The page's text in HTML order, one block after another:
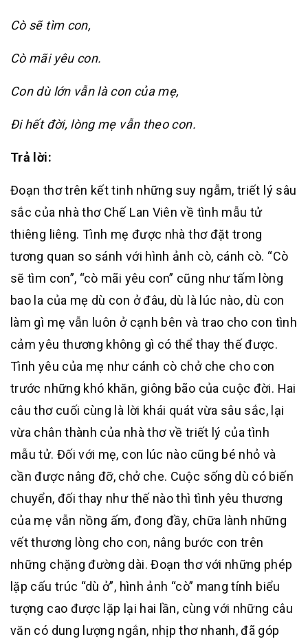
Cò sẽ tìm con,
Cò mãi yêu con.
Con dù lớn vẫn là con của mẹ,
Đi hết đời, lòng mẹ vẫn theo con.
Trả lời:
Đoạn thơ trên kết tinh những suy ngẫm, triết lý sâu
sắc của nhà thơ Chế Lan Viên về tình mẫu tử
thiêng liêng. Tình mẹ được nhà thơ đặt trong
tương quan so sánh với hình ảnh cò, cánh cò. “Cò
sẽ tìm con”, “cò mãi yêu con” cũng như tấm lòng
bao la của mẹ dù con ở đâu, dù là lúc nào, dù con
làm gì mẹ vẫn luôn ở cạnh bên và trao cho con tình
cảm yêu thương không gì có thể thay thế được.
Tình yêu của mẹ như cánh cò chở che cho con
trước những khó khăn, giông bão của cuộc đời. Hai
câu thơ cuối cùng là lời khái quát vừa sâu sắc, lại
vừa chân thành của nhà thơ về triết lý của tình
mẫu tử. Đối với mẹ, con lúc nào cũng bé nhỏ và
cần được nâng đỡ, chở che. Cuộc sống dù có biến
chuyển, đối thay như thế nào thì tình yêu thương
của mẹ vẫn nồng ấm, đong đầy, chữa lành những
vết thương lòng cho con, nâng bước con trên
những chặng đường dài. Đoạn thơ với những phép
lặp cấu trúc “dù ở”, hình ảnh “cò” mang tính biểu
tượng cao được lặp lại hai lần, cùng với những câu
văn có dung lượng ngắn, nhịp thơ nhanh, đã góp